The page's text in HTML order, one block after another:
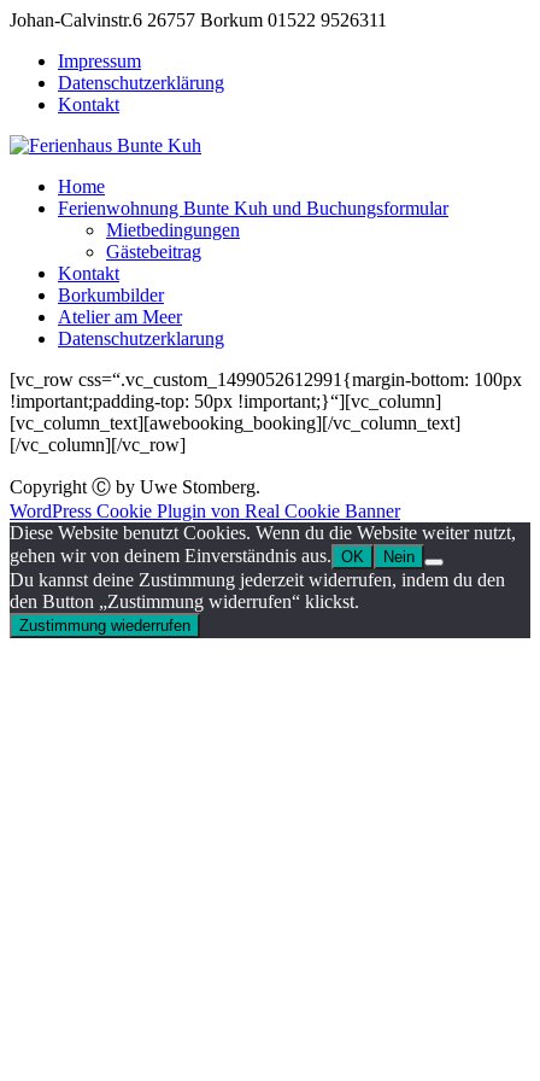
Johan-Calvinstr.6 26757 Borkum 01522 9526311
Impressum
Datenschutzerklärung
Kontakt
Home
Ferienwohnung Bunte Kuh und Buchungsformular
Mietbedingungen
Gästebeitrag
Kontakt
Borkumbilder
Atelier am Meer
Datenschutzerklarung
[vc_row css=“.vc_custom_1499052612991{margin-bottom: 100px
!important;padding-top: 50px !important;}“][vc_column]
[vc_column_text][awebooking_booking][/vc_column_text]
[/vc_column][/vc_row]
Copyright Ⓒ by Uwe Stomberg.
WordPress Cookie Plugin von Real Cookie Banner
Diese Website benutzt Cookies. Wenn du die Website weiter nutzt,
gehen wir von deinem Einverständnis aus. OK Nein
Du kannst deine Zustimmung jederzeit widerrufen, indem du den
den Button „Zustimmung widerrufen“ klickst.
Zustimmung wiederrufen